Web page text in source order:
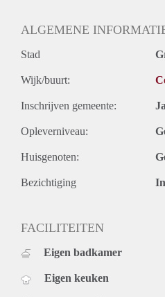
ALGEMENE
Stad
Wijk/buurt:
Inschrijven gemeente: Ja
Opleverniveau:
Huisgenoten:
Bezichtiging
FACILITEITEN
Eigen badkamer
Eigen keuken